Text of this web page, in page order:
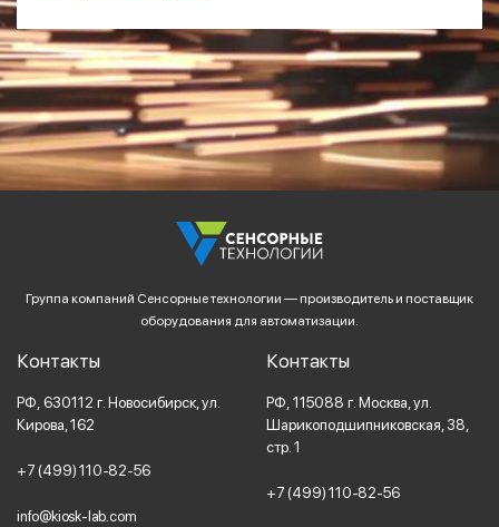
Группа компаний Сенсорные технологии — производитель и поставщик
оборудования для автоматизации.
Контакты
РФ, 630112 г. Новосибирск, ул.
Кирова, 162
+7 (499) 110-82-56
info@kiosk-lab.com
Контакты
РФ, 115088 г. Москва, ул.
Шарикоподшипниковская, 38,
стр. 1
+7 (499) 110-82-56